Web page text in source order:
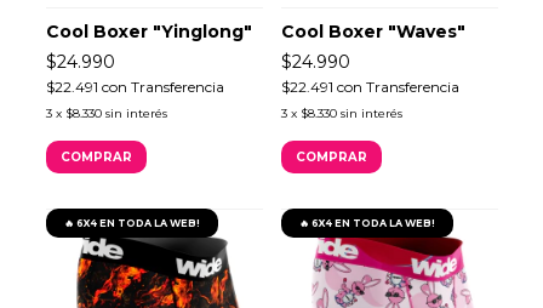
Cool Boxer "Yinglong"
$24.990
$22.491 con Transferencia
3 x $8.330 sin interés
COMPRAR
Cool Boxer "Waves"
$24.990
$22.491 con Transferencia
3 x $8.330 sin interés
COMPRAR
🔥 6X4 EN TODA LA WEB! 🔥 6X4 EN TODA LA WEB!